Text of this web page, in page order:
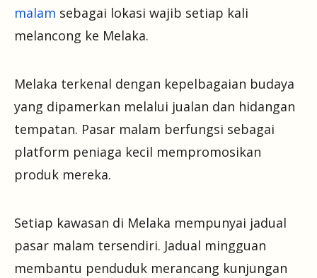
malam sebagai lokasi wajib setiap kali
melancong ke Melaka.
Melaka terkenal dengan kepelbagaian budaya
yang dipamerkan melalui jualan dan hidangan
tempatan. Pasar malam berfungsi sebagai
platform peniaga kecil mempromosikan
produk mereka.
Setiap kawasan di Melaka mempunyai jadual
pasar malam tersendiri. Jadual mingguan
membantu penduduk merancang kunjungan